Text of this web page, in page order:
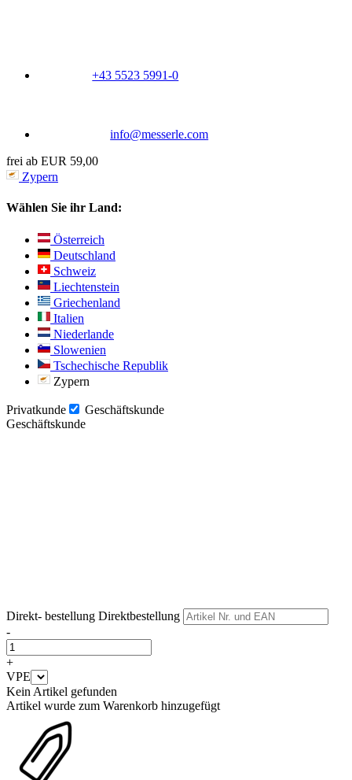
+43 5523 5991-0
info@messerle.com
frei ab EUR 59,00
Zypern
Wählen Sie ihr Land:
Österreich
Deutschland
Schweiz
Liechtenstein
Griechenland
Italien
Niederlande
Slowenien
Tschechische Republik
Zypern
Privatkunde
Geschäftskunde
Geschäftskunde
Direkt- bestellung Direktbestellung
-
+
VPE
Kein Artikel gefunden
Artikel wurde zum Warenkorb hinzugefügt